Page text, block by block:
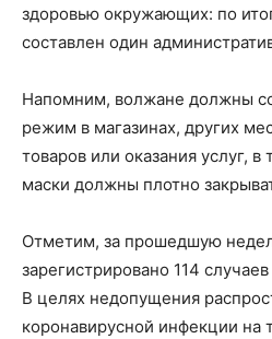
здоровью окружающих: по
составлен один
Напомним, волжане должны
режим в магазинах, других
товаров или оказания услуг, в
маски должны плотно
Отметим, за прошедшую
зарегистрировано 114
В целях недопущения
коронавирусной инфекции на